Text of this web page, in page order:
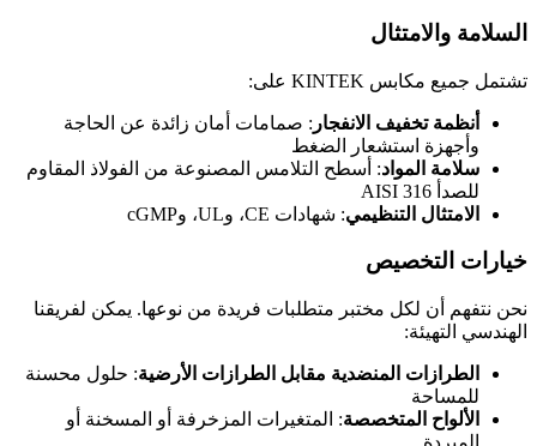
السلامة والامتثال
تشتمل جميع مكابس KINTEK على:
أنظمة تخفيف الانفجار : صمامات أمان زائدة عن الحاجة
وأجهزة استشعار الضغط
سلامة المواد: أسطح التلامس المصنوعة من الفولاذ المقاوم
للصدأ AISI 316
الامتثال التنظيمي: شهادات CE، وUL، وcGMP
خيارات التخصيص
نحن نتفهم أن لكل مختبر متطلبات فريدة من نوعها. يمكن لفريقنا
الهندسي التهيئة:
الطرازات المنضدية مقابل الطرازات الأرضية: حلول محسنة
للمساحة
الألواح المتخصصة: المتغيرات المزخرفة أو المسخنة أو
المبردة